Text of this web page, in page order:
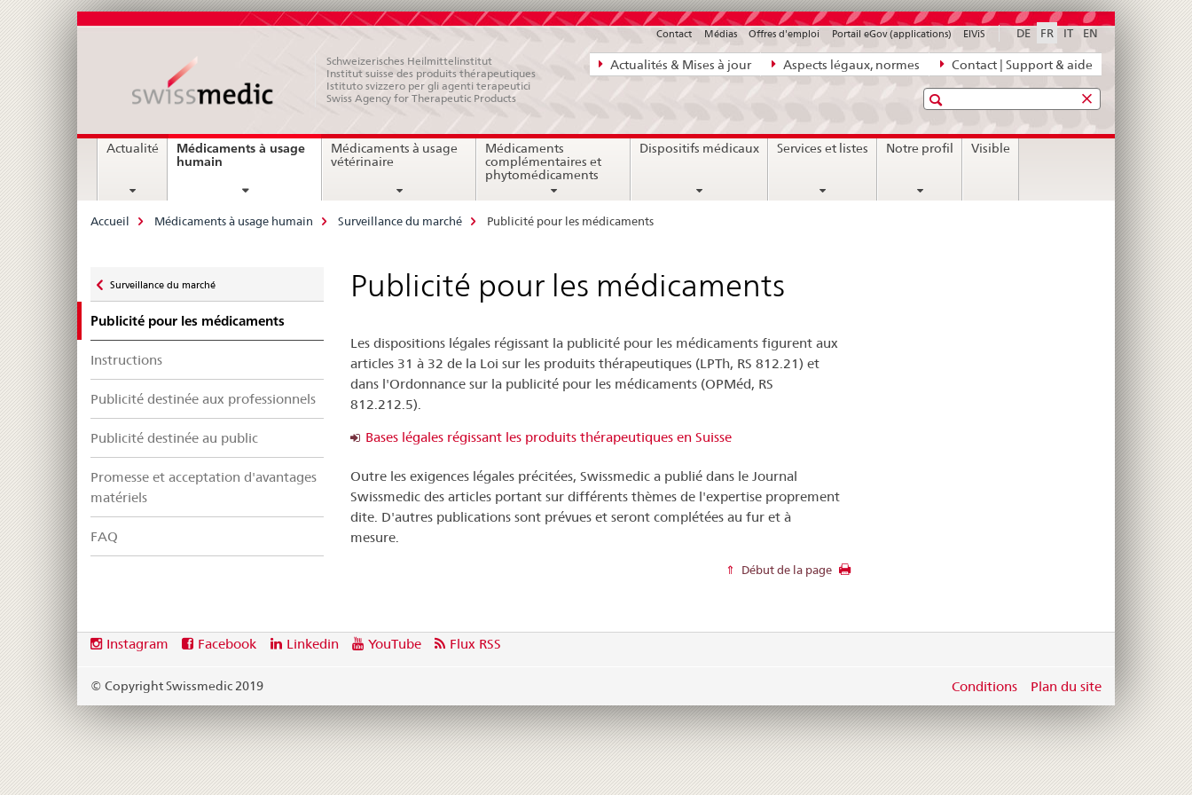
Navigation
directe:
bases
juridiques,
contact
Actualités & Mises à jour Aspects légaux, normes Contact | Support & aide
DE FR IT EN
Contact Médias Offres d'emploi Portail eGov (applications) ElViS
Schweizerisches Heilmittelinstitut
Institut suisse des produits thérapeutiques
Istituto svizzero per gli agenti terapeutici
Swiss Agency for Therapeutic Products
Recherche
Navigation
Actualité
Médicaments à usage
humain
Médicaments à usage
vétérinaire
Médicaments
complémentaires et
phytomédicaments
Dispositifs médicaux Services et listes Notre profil Visible
Breadcrumb
Accueil Médicaments à usage humain Surveillance du marché Publicité pour les médicaments
zu
Surveillance du marché
Publicité pour les médicaments
Instructions
Publicité destinée aux professionnels
Publicité destinée au public
Promesse et acceptation d'avantages
matériels
FAQ
Publicité pour les médicaments
Les dispositions légales régissant la publicité pour les médicaments figurent aux
articles 31 à 32 de la Loi sur les produits thérapeutiques (LPTh, RS 812.21) et
dans l'Ordonnance sur la publicité pour les médicaments (OPMéd, RS
812.212.5).
Bases légales régissant les produits thérapeutiques en Suisse
Outre les exigences légales précitées, Swissmedic a publié dans le Journal
Swissmedic des articles portant sur différents thèmes de l'expertise proprement
dite. D'autres publications sont prévues et seront complétées au fur et à
mesure.
Début de la page
Footer
Social
links
Instagram Facebook Linkedin YouTube Flux RSS
© Copyright Swissmedic 2019 Conditions Plan du site